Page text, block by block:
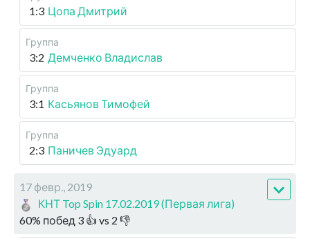
1:3 Цопа Дмитрий
Группа
3:2 Демченко Владислав
Группа
3:1 Касьянов Тимофей
Группа
2:3 Паничев Эдуард
17 февр., 2019
КНТ Top Spin 17.02.2019 (Первая лига)
60% побед 3 👍 vs 2 👎